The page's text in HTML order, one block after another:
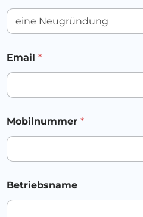
Email *
Mobilnummer *
Betriebsname